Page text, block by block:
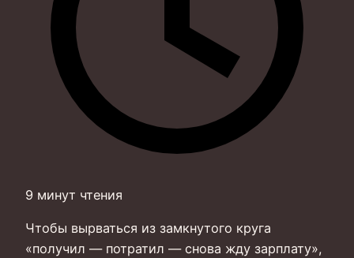
9 минут чтения
Чтобы вырваться из замкнутого круга
«получил — потратил — снова жду зарплату»,